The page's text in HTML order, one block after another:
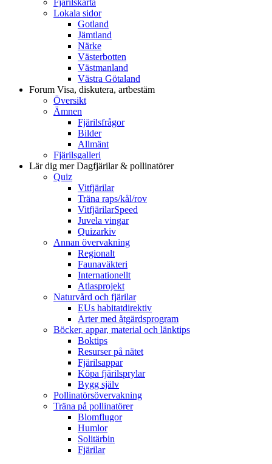
Lokala sidor
Gotland
Jämtland
Närke
Västerbotten
Västmanland
Västra Götaland
Forum Visa, diskutera, artbestäm
Översikt
Ämnen
Fjärilsfrågor
Bilder
Allmänt
Fjärilsgalleri
Lär dig merDagfjärilar & pollinatörer
Quiz
Vitfjärilar
Träna raps/kål/rov
VitfjärilarSpeed
Juvela vingar
Quizarkiv
Annan övervakning
Regionalt
Faunaväkteri
Internationellt
Atlasprojekt
Naturvård och fjärilar
EUs habitatdirektiv
Arter med åtgärdsprogram
Böcker, appar, material och länktips
Boktips
Resurser på nätet
Fjärilsappar
Köpa fjärilsprylar
Bygg själv
Pollinatörsövervakning
Träna på pollinatörer
Blomflugor
Humlor
Solitärbin
Fjärilar